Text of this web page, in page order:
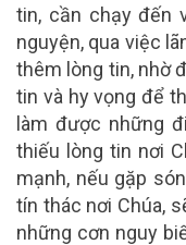
tin, cần chạy đến
nguyện, qua việc
thêm lòng tin, nhờ
tin và hy vọng để
làm được những
thiếu lòng tin nơi
mạnh, nếu gặp
tín thác nơi Chúa,
những cơn nguy